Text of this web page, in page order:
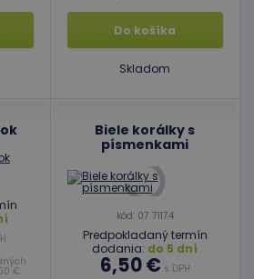
Do košíka
Skladom
€
Biele korálky s
písmenkami
kód: 07 71174
Predpokladaný termín
dodania: do 5 dní
6,50 € s DPH